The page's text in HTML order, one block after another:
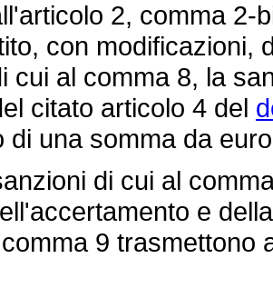
2, comma 2-
con modificazioni,
cui al comma 8, la
citato articolo 4 del
di una somma da
di cui al
e
9 trasmettono